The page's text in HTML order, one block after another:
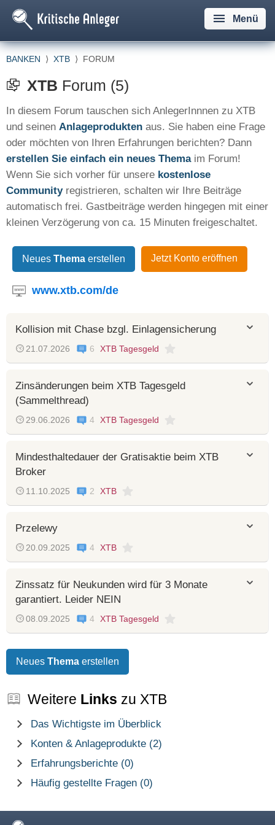
Menü
BANKEN ⟩ XTB ⟩ FORUM
XTB Forum (5)
In diesem Forum tauschen sich AnlegerInnnen zu XTB
und seinen Anlageprodukten aus. Sie haben eine Frage
oder möchten von Ihren Erfahrungen berichten? Dann
erstellen Sie einfach ein neues Themaim Forum!
Wenn Sie sich vorher für unsere kostenlose
Communityregistrieren, schalten wir Ihre Beiträge
automatisch frei. Gastbeiträge werden hingegen mit einer
kleinen Verzögerung von ca. 15 Minuten freigeschaltet.
Neues Thema erstellen Jetzt Konto eröffnen
www.xtb.com/de
Kollision mit Chase bzgl. Einlagensicherung
21.07.2026 6 XTB Tagesgeld
Zinsänderungen beim XTB Tagesgeld
(Sammelthread)
29.06.2026 4 XTB Tagesgeld
Mindesthaltedauer der Gratisaktie beim XTB
Broker
11.10.2025 2 XTB
Przelewy
20.09.2025 4 XTB
Zinssatz für Neukunden wird für 3 Monate
garantiert. Leider NEIN
08.09.2025 4 XTB Tagesgeld
Neues Thema erstellen
Weitere Links zu XTB
Das Wichtigste im Überblick
Konten & Anlageprodukte (2)
Erfahrungsberichte (0)
Häufig gestellte Fragen (0)